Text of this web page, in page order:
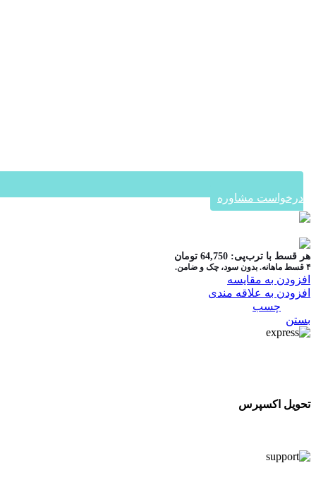
درخواست مشاوره
هر قسط با ترب‌پی: 64,750 تومان
۴ قسط ماهانه. بدون سود، چک و ضامن.
افزودن به مقایسه
افزودن به علاقه مندی
چسب
بستن
تحویل اکسپرس